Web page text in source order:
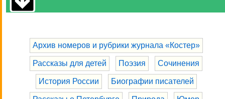
Архив номеров и рубрики журнала «Костер»
Рассказы для детей Поэзия Сочинения
История России Биографии писателей